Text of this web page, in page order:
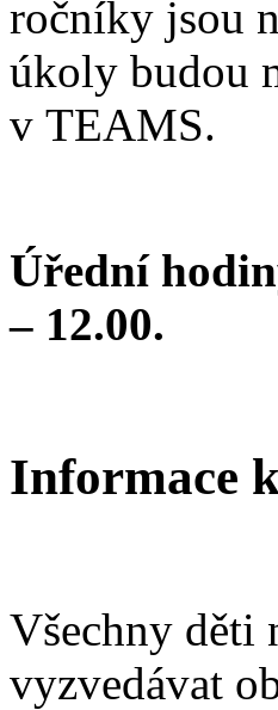
ročníky jsou
úkoly budou
v TEAMS.
Úřední
– 12.00.
Informace
Všechny děti
vyzvedávat